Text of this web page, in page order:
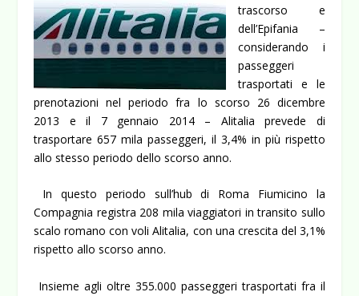
trascorso e
dell’Epifania –
considerando i
passeggeri
trasportati e le
prenotazioni nel periodo fra lo scorso 26 dicembre
2013 e il 7 gennaio 2014 – Alitalia prevede di
trasportare 657 mila passeggeri, il 3,4% in più rispetto
allo stesso periodo dello scorso anno.
In questo periodo sull’hub di Roma Fiumicino la
Compagnia registra 208 mila viaggiatori in transito sullo
scalo romano con voli Alitalia, con una crescita del 3,1%
rispetto allo scorso anno.
Insieme agli oltre 355.000 passeggeri trasportati fra il